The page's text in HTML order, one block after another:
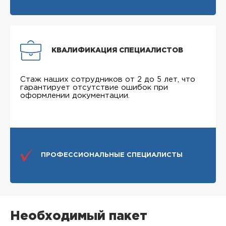
КВАЛИФИКАЦИЯ СПЕЦИАЛИСТОВ
Стаж наших сотрудников от 2 до 5 лет, что
гарантирует отсутствие ошибок при
оформлении документации.
ПРОФЕССИОНАЛЬНЫЕ СПЕЦИАЛИСТЫ
Необходимый пакет